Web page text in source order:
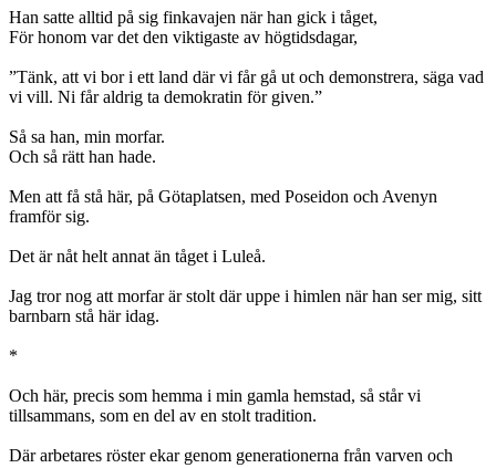
Han satte alltid på sig finkavajen när han gick i tåget,
För honom var det den viktigaste av högtidsdagar,
”Tänk, att vi bor i ett land där vi får gå ut och demonstrera, säga vad
vi vill. Ni får aldrig ta demokratin för given.”
Så sa han, min morfar.
Och så rätt han hade.
Men att få stå här, på Götaplatsen, med Poseidon och Avenyn
framför sig.
Det är nåt helt annat än tåget i Luleå.
Jag tror nog att morfar är stolt där uppe i himlen när han ser mig, sitt
barnbarn stå här idag.
*
Och här, precis som hemma i min gamla hemstad, så står vi
tillsammans, som en del av en stolt tradition.
Där arbetares röster ekar genom generationerna från varven och